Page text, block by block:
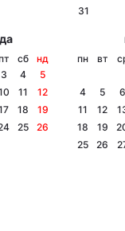
31
сб
нд
3 4
5
11
12
18
19
25
26
пн вт
4
5 6
11
12
18
19
25
26